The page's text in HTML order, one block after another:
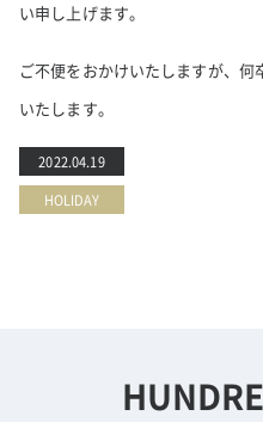
い申し上げます。
ご不便をおかけいたしますが、
いたします。
2022.04.19
HOLIDAY